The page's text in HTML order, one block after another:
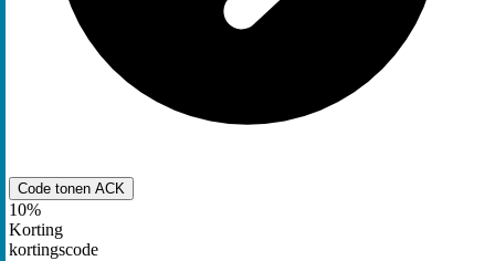
Code tonen ACK
10%
Korting
kortingscode